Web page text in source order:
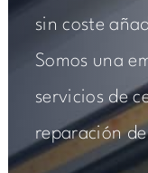
sin coste
Somos una
servicios de
reparación